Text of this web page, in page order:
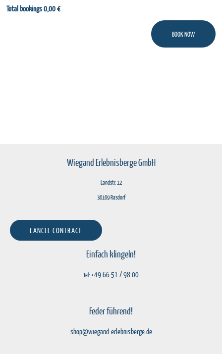
Total bookings0,00 €
Wiegand Erlebnisberge GmbH
Landstr. 12
36169 Rasdorf
CANCEL CONTRACT
Einfach klingeln!
Tel:+49 66 51 / 98 00
Feder führend!
shop@wiegand-erlebnisberge.de